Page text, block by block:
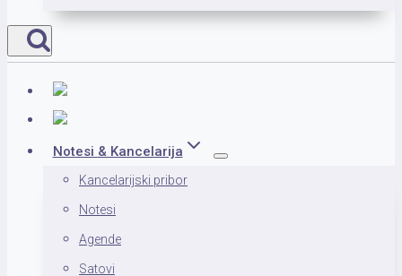
Notesi & Kancelarija
Kancelarijski pribor
Notesi
Agende
Satovi